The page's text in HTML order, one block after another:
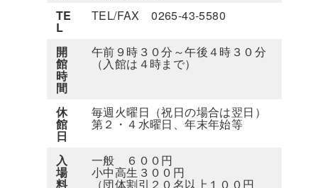
TE
L
TEL/FAX 0265-43-5580
開
館
時
間
午前９時３０分～午後４時３０分
（入館は４時まで）
休
館
日
毎週火曜日（祝日の場合は翌日）
第２・４水曜日、年末年始等
入
場
料
一般 ６００円
小中高生３００円
（団体割引２０名以上１００円